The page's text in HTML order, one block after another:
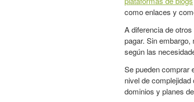
como enlaces y
A diferencia de
pagar. Sin
según las
Se pueden comprar
nivel de
dominios y planes